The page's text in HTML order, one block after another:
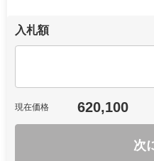
入札額
現在価格 620,100
次